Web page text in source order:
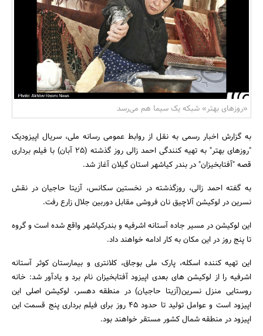
بانک، بیمه و سرمایه
مسکن و ساختمان
«روزهای بهتر» شبکه یک سیما هم می‌رسد
به گزارش اخبار رسمی به نقل از روابط عمومی رسانه ملی، سریال اپیزودیک
"روزهای بهتر" به تهیه کنندگی احمد زالی روز گذشته (25 آبان) با فیلم برداری
قصه "آفتابخیزان" در بندر کیاشهر استان گیلان آغاز شد.
به گفته احمد زالی، روزگذشته در نخستین سکانس، آزیتا حاجیان در نقش
نسرین در لوکیشن آلاچیق نان فروشی مقابل دوربین جلال زارع رفت.
این لوکیشن در مسیر جاده آستانه اشرفیه و بندرکیاشهر واقع شده است و گروه
تا پنج روز در این مکان به کار ادامه خواهند داد.
این تهیه کننده اسکله، پارک ملی بوجاق، کلانتری و بیمارستان کوثر آستانه
اشرفیه را از لوکیشن های بعدی اپیزود آفتابخیزان نام برد و یادآور شد: خانه
روستایی منزل نسرین(آزیتا حاجیان) در منطقه دهسر، لوکیشن اصلی این
اپیزود است و عوامل تولید تا حدود 45 روز برای فیلم برداری پنج قسمت این
اپیزود در منطقه شمال کشور مستقر خواهند بود.